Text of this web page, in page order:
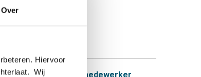
Over
Hiervoor
Wij